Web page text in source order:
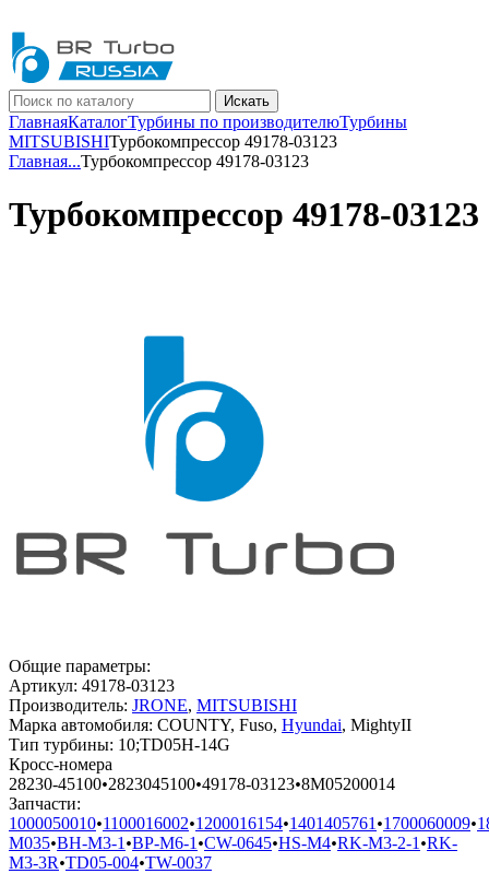
Искать
ГлавнаяКаталогТурбины по производителюТурбины
MITSUBISHIТурбокомпрессор 49178-03123
Главная...Турбокомпрессор 49178-03123
Турбокомпрессор 49178-03123
Общие параметры:
Артикул: 49178-03123
Производитель: JRONE, MITSUBISHI
Марка автомобиля: COUNTY, Fuso, Hyundai, MightyII
Тип турбины: 10;TD05H-14G
Кросс-номера
28230-45100•2823045100•49178-03123•8M05200014
Запчасти:
1000050010•1100016002•1200016154•1401405761 •1700060009•
M035•BH-M3-1 •BP-M6-1 •CW-0645•HS-M4•RK-M3-2-1 •RK-
M3-3R•TD05-004•TW-0037